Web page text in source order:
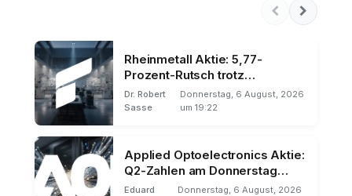
Rheinmetall Aktie: 5,77-
Prozent-Rutsch trotz
Rekordhalbjahr
Dr. Robert
Sasse
Donnerstag, 6 August, 2026
um 19:22
Applied Optoelectronics Aktie:
Q2-Zahlen am Donnerstag
nach US-Börsenschluss
Eduard
Donnerstag, 6 August, 2026